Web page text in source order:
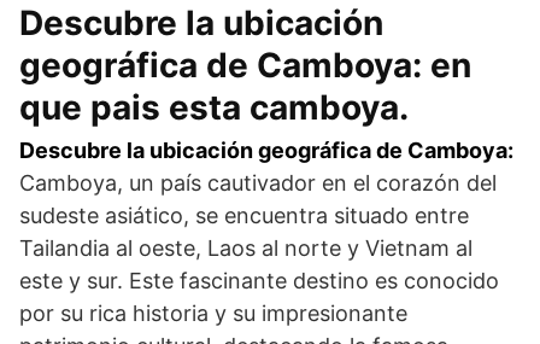
Descubre la ubicación
geográfica de Camboya: en
que pais esta camboya.
Descubre la ubicación geográfica de Camboya:
Camboya, un país cautivador en el corazón del
sudeste asiático, se encuentra situado entre
Tailandia al oeste, Laos al norte y Vietnam al
este y sur. Este fascinante destino es conocido
por su rica historia y su impresionante